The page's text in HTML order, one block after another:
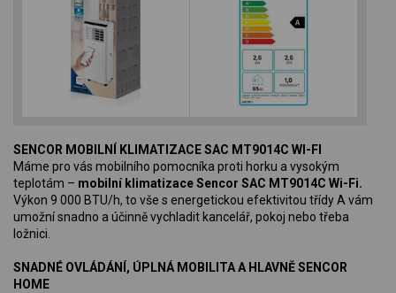
SENCOR MOBILNÍ KLIMATIZACE SAC MT9014C WI-FI
Máme pro vás mobilního pomocníka proti horku a vysokým
teplotám – mobilní klimatizace Sencor SAC MT9014C Wi-Fi.
Výkon 9 000 BTU/h, to vše s energetickou efektivitou třídy A vám
umožní snadno a účinně vychladit kancelář, pokoj nebo třeba
ložnici.
SNADNÉ OVLÁDÁNÍ, ÚPLNÁ MOBILITA A HLAVNĚ SENCOR
HOME